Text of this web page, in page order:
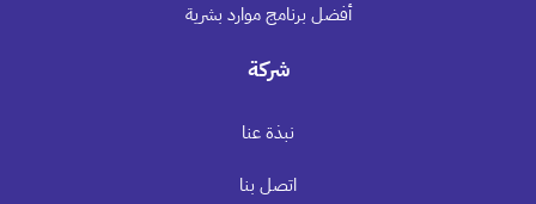
أفضل برنامج موارد بشرية
شركة
نبذة عنا
اتصل بنا